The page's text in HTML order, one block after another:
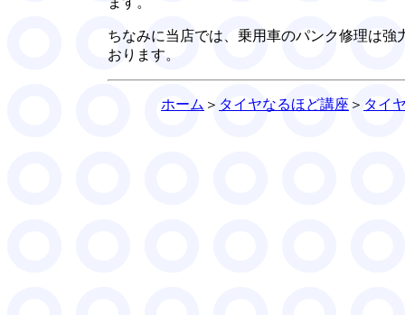
ちなみに当店では、乗用車のパンク修理は
おります。
ホーム ＞ タイヤなるほど講座 ＞ タイ